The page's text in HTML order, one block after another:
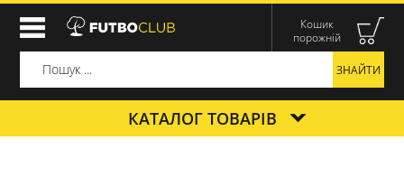
Кошик
порожній
КАТАЛОГ ТОВАРІВ